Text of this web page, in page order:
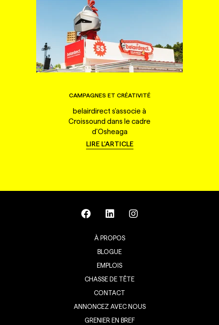
CAMPAGNES ET CRÉATIVITÉ
belairdirect s'associe à
Croissound dans le cadre
d'Osheaga
LIRE L'ARTICLE
À PROPOS
BLOGUE
EMPLOIS
CHASSE DE TÊTE
CONTACT
ANNONCEZ AVEC NOUS
GRENIER EN BREF